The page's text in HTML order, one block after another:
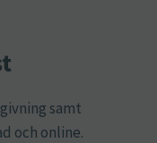
samt
och online.